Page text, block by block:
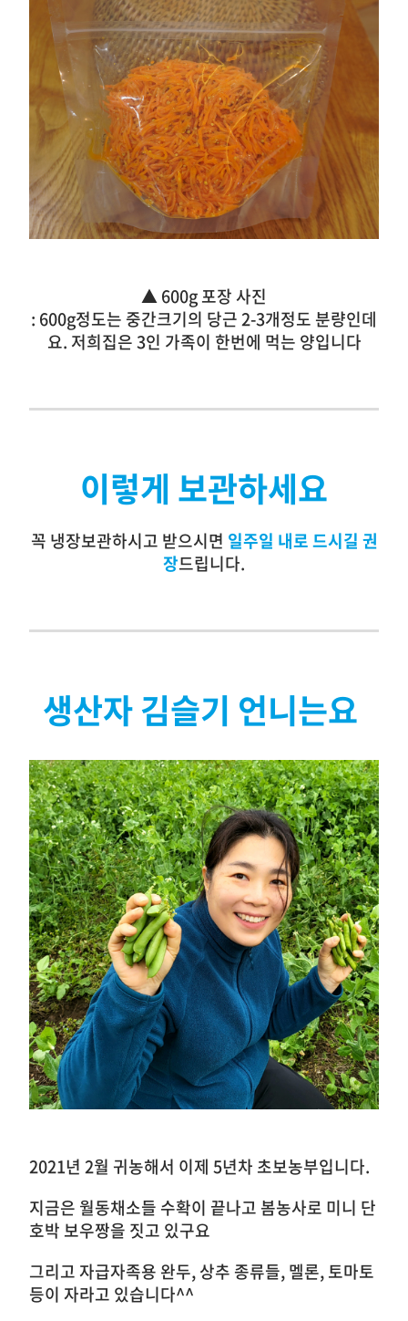
▲ 600g 포장 사진
: 600g정도는 중간크기의 당근 2-3개정도 분량인데
요. 저희집은 3인 가족이 한번에 먹는 양입니다
이렇게 보관하세요
꼭 냉장보관하시고 받으시면 일주일 내로 드시길 권
장드립니다.
생산자 김슬기 언니는요
2021년 2월 귀농해서 이제 5년차 초보농부입니다.
지금은 월동채소들 수확이 끝나고 봄농사로 미니 단
호박 보우짱을 짓고 있구요
그리고 자급자족용 완두, 상추 종류들, 멜론, 토마토
등이 자라고 있습니다^^